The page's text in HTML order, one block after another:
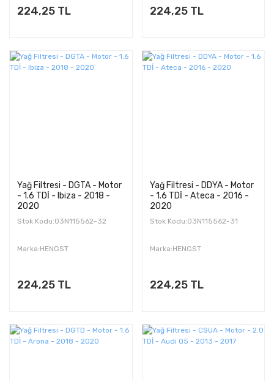
224,25 TL 224,25 TL
Yağ Filtresi - DGTA - Motor
- 1.6 TDİ - Ibiza - 2018 -
2020
Stok Kodu:03N115562-32
Marka:HENGST
224,25 TL
Yağ Filtresi - DDYA - Motor
- 1.6 TDİ - Ateca - 2016 -
2020
Stok Kodu:03N115562-31
Marka:HENGST
224,25 TL